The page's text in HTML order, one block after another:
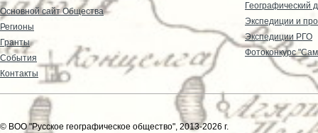
Основной сайт Общества
Регионы
Гранты
События
Контакты
Географический
Экспедиции и
Экспедиции РГО
Фотоконкурс
© ВОО "Русское географическое общество", 2013-2026 г.